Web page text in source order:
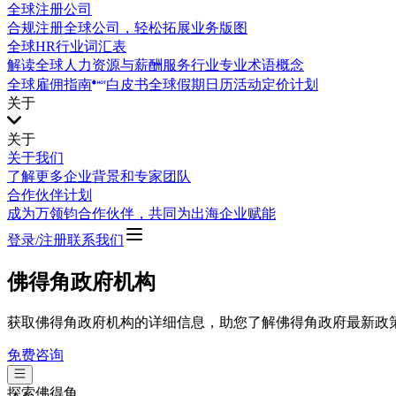
全球注册公司
合规注册全球公司，轻松拓展业务版图
全球HR行业词汇表
解读全球人力资源与薪酬服务行业专业术语概念
全球雇佣指南
白皮书全球假期日历活动定价计划
关于
关于
关于我们
了解更多企业背景和专家团队
合作伙伴计划
成为万领钧合作伙伴，共同为出海企业赋能
登录/注册联系我们
佛得角政府机构
获取佛得角政府机构的详细信息，助您了解佛得角政府最新政
免费咨询